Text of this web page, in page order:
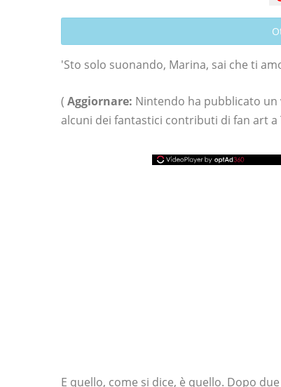
'Sto solo suonando, Marina, sai che ti
( Aggiornare: Nintendo ha pubblicato
alcuni dei fantastici contributi di fan art
E quello, come si dice, è quello. Dopo